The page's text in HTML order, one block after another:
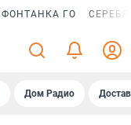
ФОНТАНКА ГО
Дом Радио